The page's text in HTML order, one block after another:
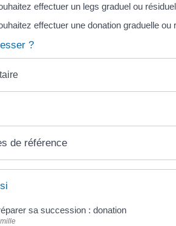
effectuer un legs graduel ou
effectuer une donation graduelle
?
de référence
sa succession : donation